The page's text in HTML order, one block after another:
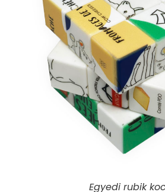
Egyedi rubik